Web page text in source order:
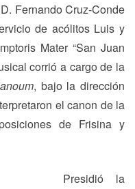
Fernando Cruz-Conde
de acólitos Luis y
Mater “San Juan
corrió a cargo de la
, bajo la dirección
el canon de la
de Frisina y
Presidió la